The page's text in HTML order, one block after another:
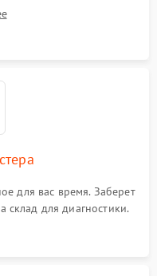
для вас время. Заберет
склад для диагностики.